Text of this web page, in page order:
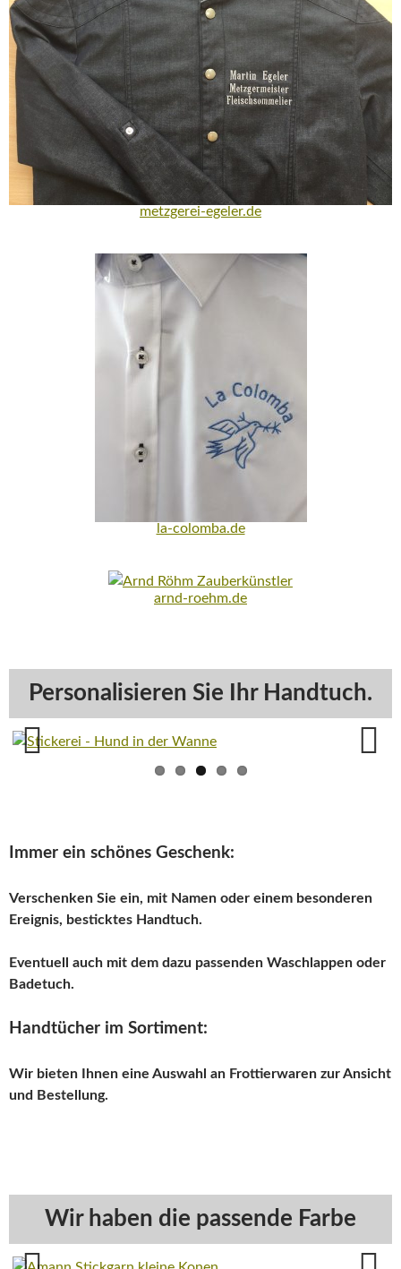
metzgerei-egeler.de
la-colomba.de
arnd-roehm.de
Personalisieren Sie Ihr Handtuch.
Immer ein schönes Geschenk:
Verschenken Sie ein, mit Namen oder einem besonderen
Ereignis, besticktes Handtuch.
Eventuell auch mit dem dazu passenden Waschlappen oder
Badetuch.
Handtücher im Sortiment:
Wir bieten Ihnen eine Auswahl an Frottierwaren zur Ansicht
und Bestellung.
Wir haben die passende Farbe